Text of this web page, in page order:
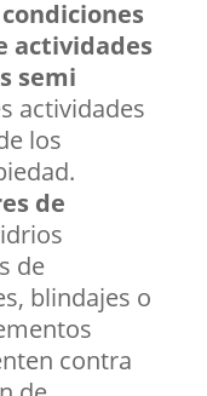
actividades
semi
actividades
los
de
de
blindajes o
contra